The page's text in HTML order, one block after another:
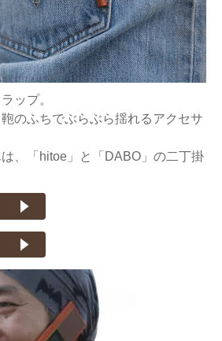
ップ。
のふちでぶらぶら揺れるアクセサ
、「hitoe」と「DABO」の二丁掛